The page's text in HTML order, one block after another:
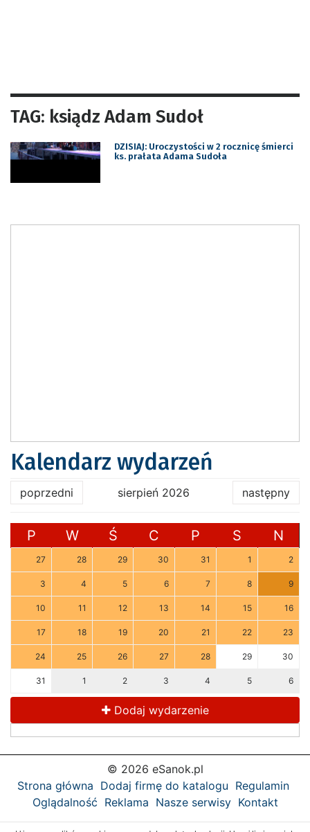
TAG: ksiądz Adam Sudoł
DZISIAJ: Uroczystości w 2 rocznicę śmierci
ks. prałata Adama Sudoła
Kalendarz wydarzeń
poprzedni sierpień 2026 następny
P W Ś C P S N
27 28 29 30 31 1 2
3 4 5 6 7 8 9
10 11 12 13 14 15 16
17 18 19 20 21 22 23
24 25 26 27 28 29 30
31 1 2 3 4 5 6
Dodaj wydarzenie
© 2026 eSanok.pl
Strona główna Dodaj firmę do katalogu Regulamin
Oglądalność Reklama Nasze serwisy Kontakt